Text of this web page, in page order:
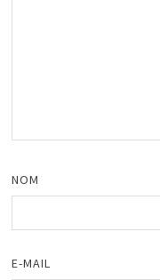
NOM
E-MAIL